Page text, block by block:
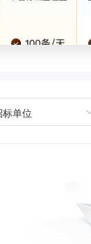
标单位